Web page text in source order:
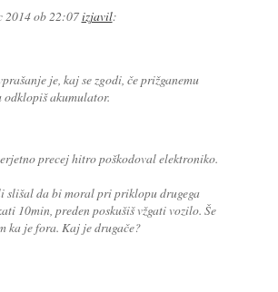
2014 ob 22:07izjavil:
je, kaj se zgodi, če prižganemu
akumulator.
precej hitro poškodoval elektroniko.
slišal da bi moral pri priklopu drugega
10min, preden poskušiš vžgati vozilo. Še
ka je fora. Kaj je drugače?